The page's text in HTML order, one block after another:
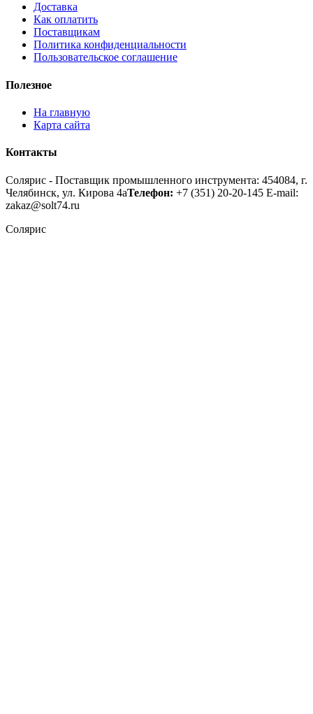
Доставка
Как оплатить
Поставщикам
Политика конфиденциальности
Пользовательское соглашение
Полезное
На главную
Карта сайта
Контакты
Солярис - Поставщик промышленного инструмента: 454084, г.
Челябинск, ул. Кирова 4аТелефон: +7 (351) 20-20-145 E-mail:
zakaz@solt74.ru
Солярис